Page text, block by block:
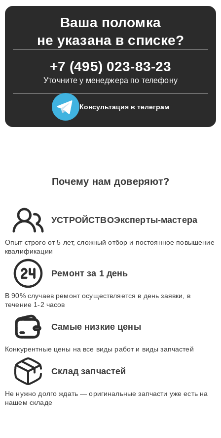
Ваша поломка
не указана в списке?
+7 (495) 023-83-23
Уточните у менеджера по телефону
Консультация в телеграм
Почему нам доверяют?
УСТРОЙСТВОЭксперты-мастера
Опыт строго от 5 лет, сложный отбор и постоянное повышение
квалификации
Ремонт за 1 день
В 90% случаев ремонт осуществляется в день заявки, в
течение 1-2 часов
Самые низкие цены
Конкурентные цены на все виды работ и виды запчастей
Склад запчастей
Не нужно долго ждать — оригинальные запчасти уже есть на
нашем складе